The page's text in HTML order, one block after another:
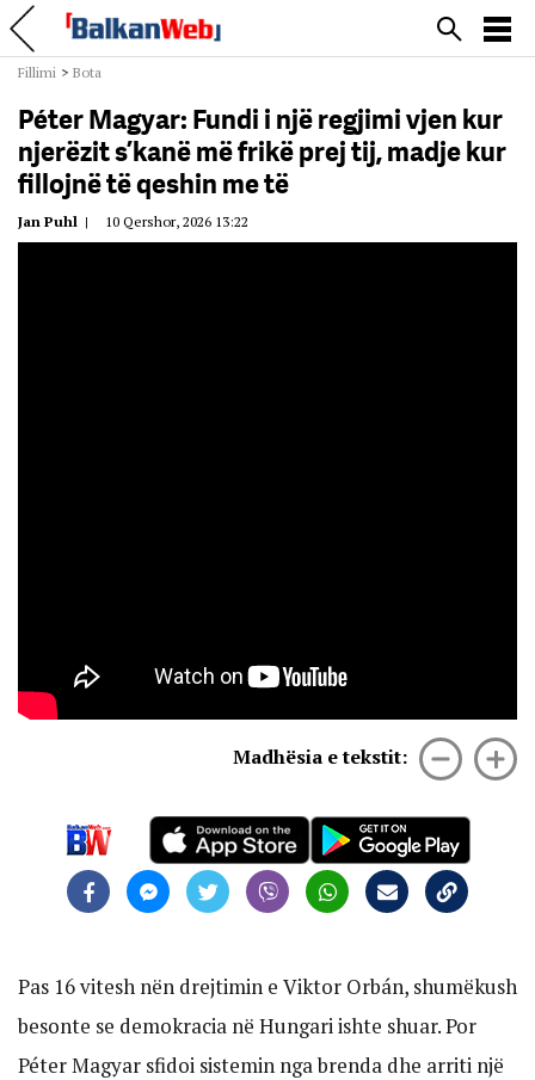
Fillimi > Bota
Péter Magyar: Fundi i një regjimi vjen kur
njerëzit s’kanë më frikë prej tij, madje kur
fillojnë të qeshin me të
Jan Puhl | 10 Qershor, 2026 13:22
Madhësia e tekstit:
Pas 16 vitesh nën drejtimin e Viktor Orbán, shumëkush
besonte se demokracia në Hungari ishte shuar. Por
Péter Magyar sfidoi sistemin nga brenda dhe arriti një